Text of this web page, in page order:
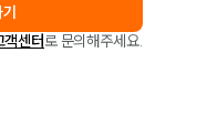
객센터로 문의해주세요.